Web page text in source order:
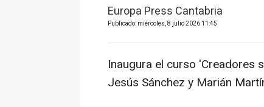
Europa Press Cantabria
Publicado: miércoles, 8 julio 2026 11:45
Inaugura el curso 'Creadores
Jesús Sánchez y Marián